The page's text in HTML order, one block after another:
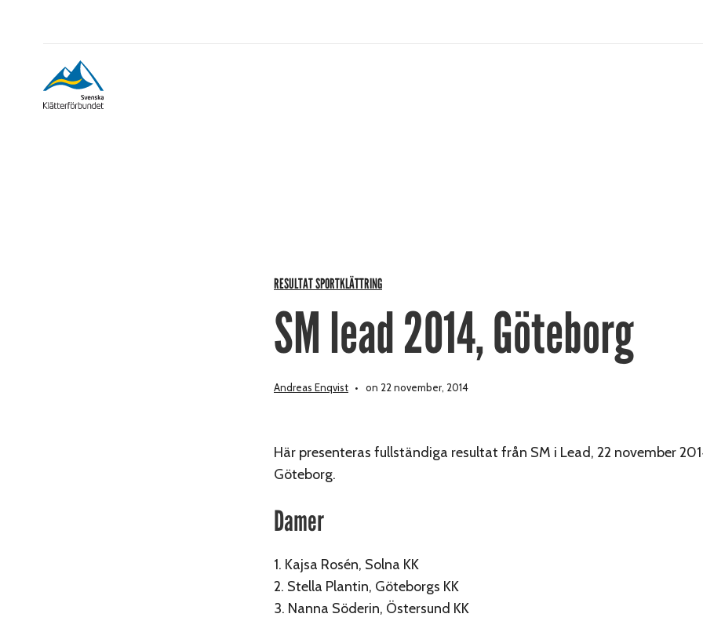
RESULTAT SPORTKLÄTTRING
SM lead 2014, Göteborg
Andreas Enqvist on 22 november, 2014
Här presenteras fullständiga resultat från SM i Lead, 22 november
Göteborg.
Damer
1. Kajsa Rosén, Solna KK
2. Stella Plantin, Göteborgs KK
3. Nanna Söderin, Östersund KK